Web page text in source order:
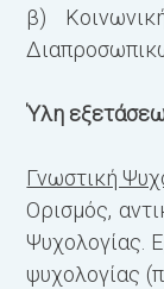
β)
Ύλη
Γνωστική
Ορισμός,
Ψυχολογίας.
ψυχολογίας